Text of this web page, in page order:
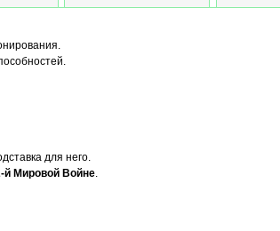
для него.
й Мировой Войне.